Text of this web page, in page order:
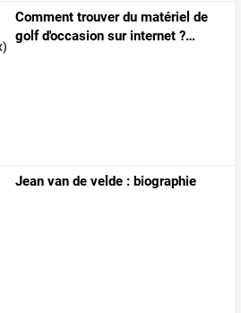
Comment trouverdu matériel de
golfd'occasion surinternet ?…
Jean van de velde : biographie